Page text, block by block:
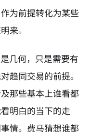
为前提转化为某些
来。
几何，只是需要有
趋同交易的前提。
那些基本上谁看都
明白的当下的走
情。费马猜想谁都